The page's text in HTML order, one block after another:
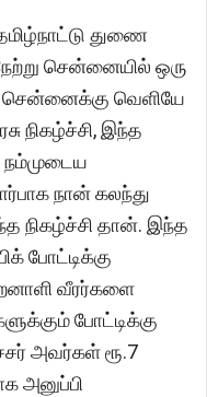
துணை
சென்னையில் ஒரு
சென்னைக்கு வெளியே
நிகழ்ச்சி, இந்த
நம்முடைய
நான் கலந்து
நிகழ்ச்சி தான். இந்த
போட்டிக்கு
வீரர்களை
போட்டிக்கு
அவர்கள் ரூ.7
அனுப்பி